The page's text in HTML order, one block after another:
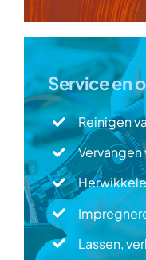
Service en
Reinigen
Lassen,